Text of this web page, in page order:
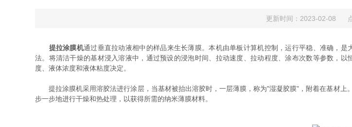
更新时间：2023-02-08
提拉涂膜机通过垂直拉动液相中的样品来生长薄膜。本机由单板计算机控制，运行平稳、准确，
法。将清洁干燥的基材浸入溶液中，通过预设的浸泡时间、拉动速度、拉动程度、涂布次数等参数，
度、液体浓度和液体粘度决定。
提拉涂膜机采用溶胶法进行涂层，当基材被抬出溶胶时，一层薄膜，称为"湿凝胶膜"，附着在基材上
步一步地进行干燥和热处理，以获得所需的纳米薄膜材料。